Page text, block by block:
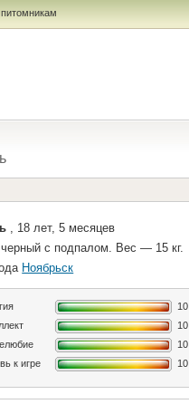
, 18 лет, 5 месяцев
с подпалом. Вес — 15 кг.
Ноябрьск
10
10
10
к игре
10